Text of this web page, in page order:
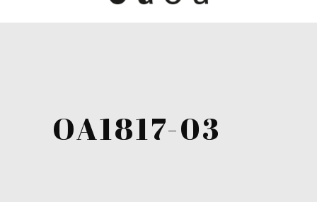
OA1817-03